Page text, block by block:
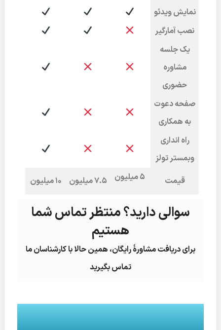
نمایش ویدئو
نصب آمارگیر
یک جلسه
مشاوره
حضوری
صفحه دعوت
به همکاری
راه انداری
وبمستر تولز
قیمت
5 میلیون 7.5 میلیون 10 میلیون
سوالی دارید؟ منتظر تماس شما
هستیم
برای دریافت مشاورۀ رایگان، همین حالا با کارشناسان ما
تماس بگیرید